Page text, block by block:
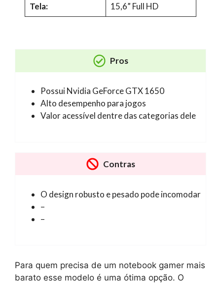
Tela:
15,6” Full HD
Pros
Possui Nvidia GeForce GTX 1650
Alto desempenho para jogos
Valor acessível dentre das categorias dele
Contras
O design robusto e pesado pode incomodar
–
–
Para quem precisa de um notebook gamer mais
barato esse modelo é uma ótima opção. O